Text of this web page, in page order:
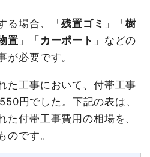
る場合、「残置ゴミ 」「樹
置 」「 カーポート 」などの
が必要です。
た工事において、付帯工事
円でした。下記の表は、
た付帯工事費用の相場を、
のです。